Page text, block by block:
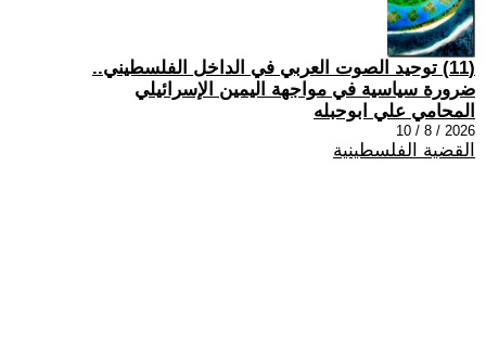
(11) توحيد الصوت العربي في الداخل الفلسطيني..
ضرورة سياسية في مواجهة اليمين الإسرائيلي
المحامي علي ابوحبله
2026 / 8 / 10
القضية الفلسطينية